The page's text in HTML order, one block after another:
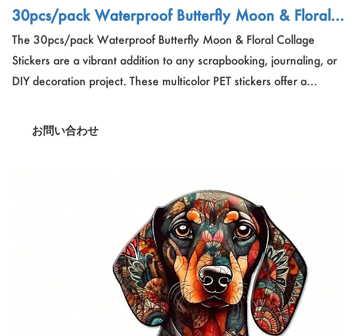
Français
한국어
30pcs/pack Waterproof Butterfly Moon & Floral
Collage Stickers For Scrapbooking, Journaling, Di
y Decoration
The 30pcs/pack Waterproof Butterfly Moon & Floral Collage
Stickers are a vibrant addition to any scrapbooking, journaling, or
DIY decoration project. These multicolor PET stickers offer a
and whimsy to your creative works. With a waterproof feature,
お問い合わせ